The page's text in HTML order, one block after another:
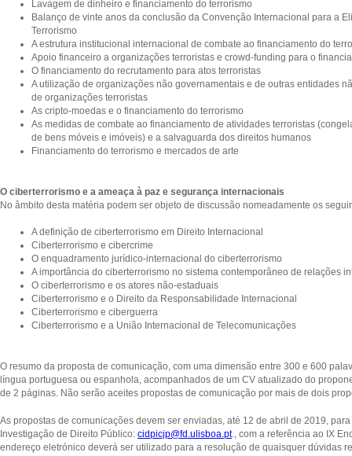
Lavagem de dinheiro e financiamento do terrorismo
Balanço de vinte anos da conclusão da Convenção Internacional para a
Terrorismo
A estrutura institucional internacional de combate ao financiamento do
Apoio financeiro a organizações terroristas e crowd-funding para o
O financiamento do recrutamento para atos terroristas
A utilização de organizações não governamentais e de outras entidades
de organizações terroristas
As cripto-moedas e o financiamento do terrorismo
As medidas de combate ao financiamento de atividades terroristas
de bens móveis e imóveis) e a salvaguarda dos direitos humanos
Financiamento do terrorismo e mercados de arte
O ciberterrorismo e a ameaça à paz e segurança internacionais
No âmbito desta matéria podem ser objeto de discussão nomeadamente os
A definição de ciberterrorismo em Direito Internacional
Ciberterrorismo e cibercrime
O enquadramento jurídico-internacional do ciberterrorismo
A importância do ciberterrorismo no sistema contemporâneo de relações
O ciberterrorismo e os atores não-estaduais
Ciberterrorismo e o Direito da Responsabilidade Internacional
Ciberterrorismo e ciberguerra
Ciberterrorismo e a União Internacional de Telecomunicações
O resumo da proposta de comunicação, com uma dimensão entre 300 e 600
língua portuguesa ou espanhola, acompanhados de um CV atualizado do
de 2 páginas. Não serão aceites propostas de comunicação por mais de dois
As propostas de comunicações devem ser enviadas, até 12 de abril de 2019,
Investigação de Direito Público: cidpicjp@fd.ulisboa.pt., com a referência ao IX
endereço eletrónico deverá ser utilizado para a resolução de quaisquer dúvidas